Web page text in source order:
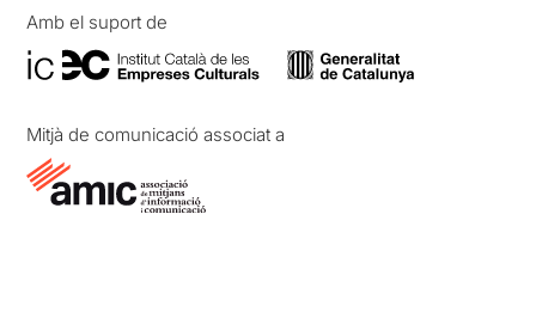
Amb el suport de
Mitjà de comunicació associat a